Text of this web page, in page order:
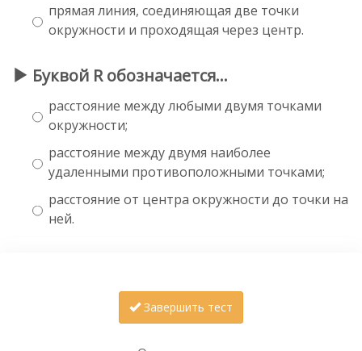
прямая линия, соединяющая две точки
окружности и проходящая через центр.
Буквой R обозначается…
расстояние между любыми двумя точками
окружности;
расстояние между двумя наиболее
удаленными противоположными точками;
расстояние от центра окружности до точки на
ней.
Завершить тест